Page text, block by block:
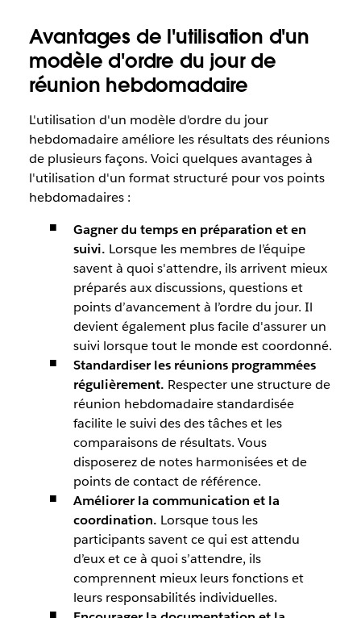
Avantages de l'utilisation d'un
modèle d'ordre du jour de
réunion hebdomadaire
L'utilisation d'un modèle d'ordre du jour
hebdomadaire améliore les résultats des réunions
de plusieurs façons. Voici quelques avantages à
l'utilisation d'un format structuré pour vos points
hebdomadaires :
Gagner du temps en préparation et en
suivi. Lorsque les membres de l’équipe
savent à quoi s'attendre, ils arrivent mieux
préparés aux discussions, questions et
points d’avancement à l’ordre du jour. Il
devient également plus facile d'assurer un
suivi lorsque tout le monde est coordonné.
Standardiser les réunions programmées
régulièrement. Respecter une structure de
réunion hebdomadaire standardisée
facilite le suivi des des tâches et les
comparaisons de résultats. Vous
disposerez de notes harmonisées et de
points de contact de référence.
Améliorer la communication et la
coordination. Lorsque tous les
participants savent ce qui est attendu
d’eux et ce à quoi s’attendre, ils
comprennent mieux leurs fonctions et
leurs responsabilités individuelles.